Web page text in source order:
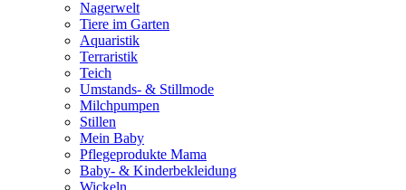
Nagerwelt
Tiere im Garten
Aquaristik
Terraristik
Teich
Umstands- & Stillmode
Milchpumpen
Stillen
Mein Baby
Pflegeprodukte Mama
Baby- & Kinderbekleidung
Wickeln